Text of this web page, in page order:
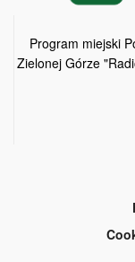
Program miejski
Zielonej Górze